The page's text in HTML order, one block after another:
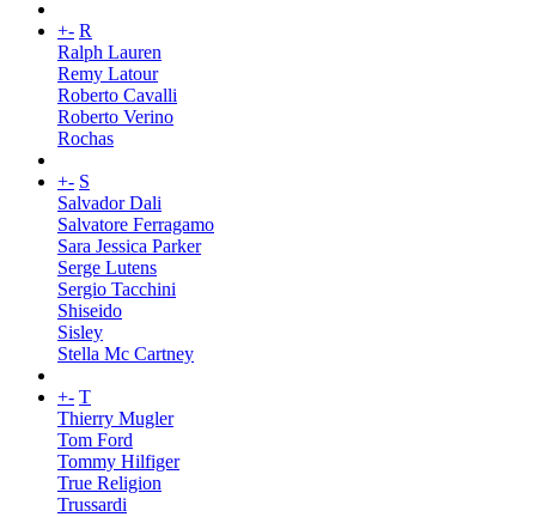
+- R
Ralph Lauren
Remy Latour
Roberto Cavalli
Roberto Verino
Rochas
+- S
Salvador Dali
Salvatore Ferragamo
Sara Jessica Parker
Serge Lutens
Sergio Tacchini
Shiseido
Sisley
Stella Mc Cartney
+- T
Thierry Mugler
Tom Ford
Tommy Hilfiger
True Religion
Trussardi